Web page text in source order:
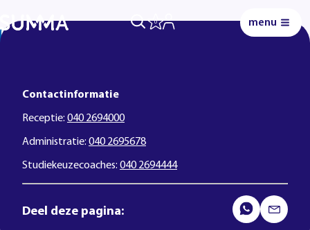
0
menu
Contactinformatie
Receptie: 040 2694000
Administratie: 040 2695678
Studiekeuzecoaches: 040 2694444
Deel deze pagina: